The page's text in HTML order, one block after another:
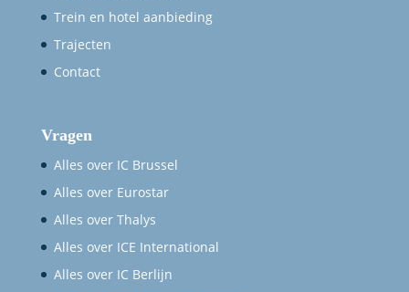
Trein en hotel aanbieding
Trajecten
Contact
Vragen
Alles over IC Brussel
Alles over Eurostar
Alles over Thalys
Alles over ICE International
Alles over IC Berlijn